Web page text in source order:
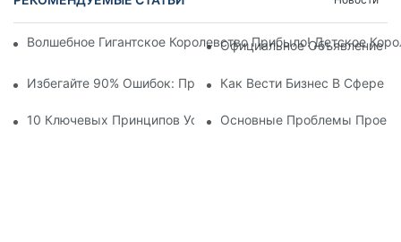
Волшебное Гигантское Королевство Прибыло! Детское
Официальное Объявление |
Избегайте 90% Ошибок: При Инвестировании В
Как Вести Бизнес В Сфере
10 Ключевых Принципов Успешного Проектирования
Основные Проблемы